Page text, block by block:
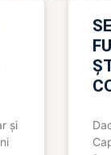
și